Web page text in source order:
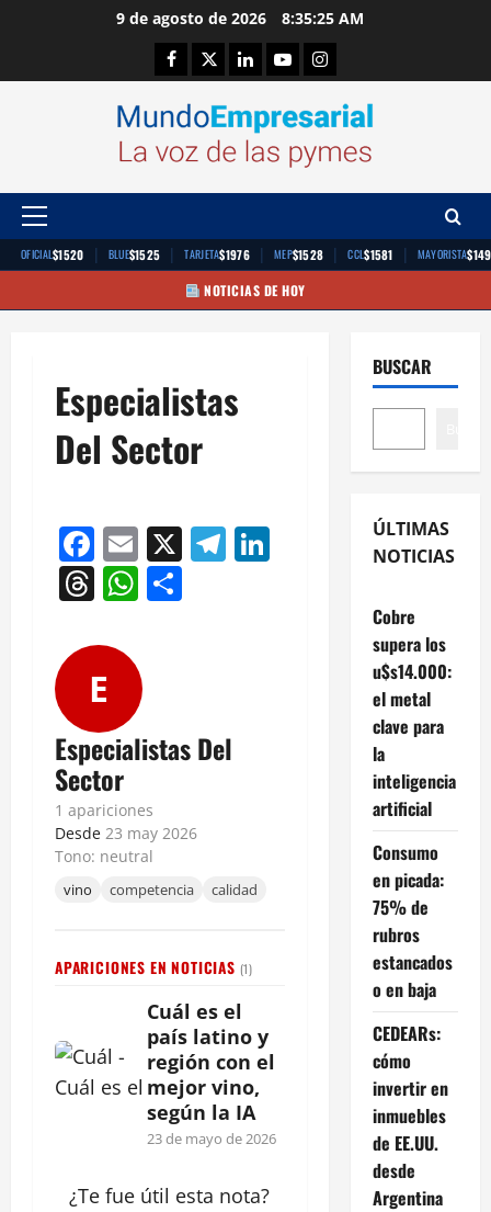
9 de agosto de 2026 8:35:25 AM
Facebook
TwitterLinkedinYoutubeInstagram
Menú
principal
OFICIAL$1520 | BLUE$1525 | TARJETA$1976 | MEP$1528 | CCL$1581 | MAYORISTA
NOTICIAS DE HOY
Especialistas
Del Sector
Facebook
Email
X Telegram
LinkedIn
Threads
WhatsApp
E
Especialistas Del
Sector
1 apariciones
Desde 23 may 2026
Tono: neutral
vino competencia calidad
APARICIONES EN NOTICIAS (1)
Cuál es el
país latino y
región con el
mejor vino,
según la IA
23 de mayo de 2026
¿Te fue útil esta nota?
BUSCAR
ÚLTIMAS
NOTICIAS
Cobre
supera los
u$s14.000:
el metal
clave para
la
inteligencia
artificial
Consumo
en picada:
75% de
rubros
estancados
o en baja
CEDEARs:
cómo
invertir en
inmuebles
de EE.UU.
desde
Argentina